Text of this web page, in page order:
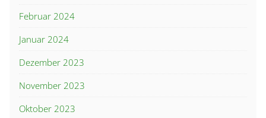
Februar 2024
Januar 2024
Dezember 2023
November 2023
Oktober 2023